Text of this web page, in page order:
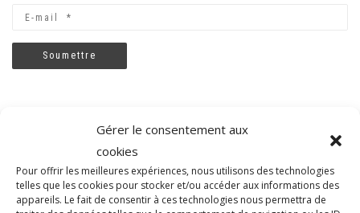
Gérer le consentement aux
cookies
Pour offrir les meilleures expériences, nous utilisons des technologies
telles que les cookies pour stocker et/ou accéder aux informations des
appareils. Le fait de consentir à ces technologies nous permettra de